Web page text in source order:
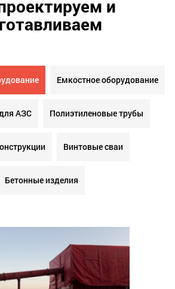
и
Емкостное оборудование
АЗС Полиэтиленовые трубы
Винтовые сваи
Бетонные изделия